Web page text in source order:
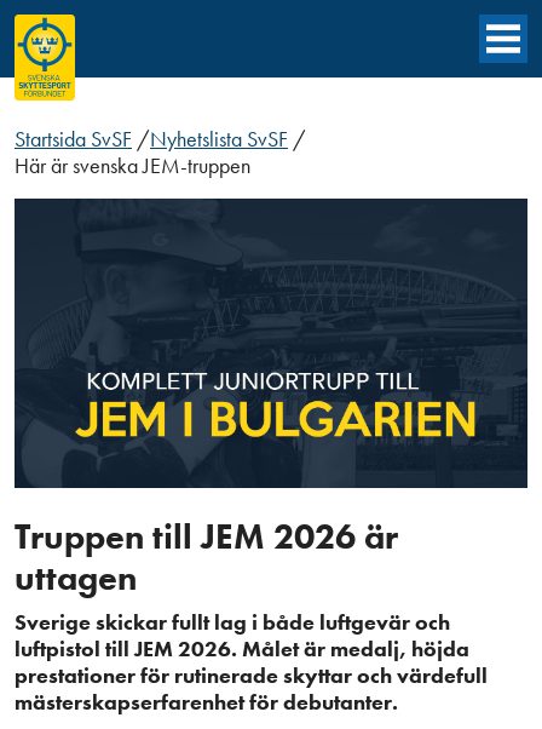
Startsida SvSF /Nyhetslista SvSF /
Här är svenska JEM-truppen
Truppen till JEM 2026 är
uttagen
Sverige skickar fullt lag i både luftgevär och
luftpistol till JEM 2026. Målet är medalj, höjda
prestationer för rutinerade skyttar och värdefull
mästerskapserfarenhet för debutanter.